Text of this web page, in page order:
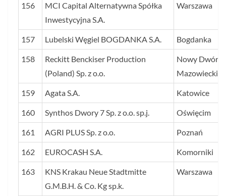
156
MCI Capital Alternatywna Spółka
Inwestycyjna S.A.
Warszawa
157 Lubelski Węgiel BOGDANKA S.A. Bogdanka
158
Reckitt Benckiser Production
(Poland) Sp. z o.o.
Nowy Dwór
Mazowiecki
159 Agata S.A. Katowice
160 Synthos Dwory 7 Sp. z o.o. sp.j. Oświęcim
161 AGRI PLUS Sp. z o.o. Poznań
162 EUROCASH S.A. Komorniki
163
KNS Krakau Neue Stadtmitte
G.M.B.H. & Co. Kg sp.k.
Warszawa